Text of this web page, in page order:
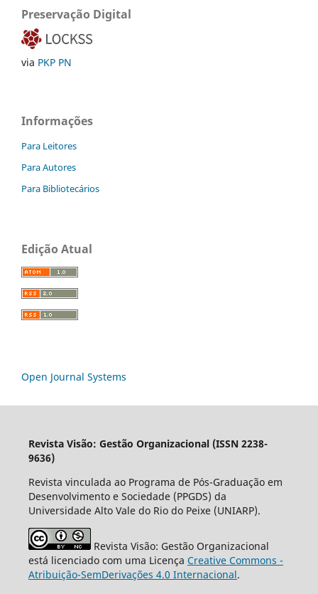
Preservação Digital
via PKP PN
Informações
Para Leitores
Para Autores
Para Bibliotecários
Edição Atual
Open Journal Systems
Revista Visão: Gestão Organizacional (ISSN 2238-
9636)
Revista vinculada ao Programa de Pós-Graduação em
Desenvolvimento e Sociedade (PPGDS) da
Universidade Alto Vale do Rio do Peixe (UNIARP).
Revista Visão: Gestão Organizacional
está licenciado com uma Licença Creative Commons -
Atribuição-SemDerivações 4.0 Internacional.